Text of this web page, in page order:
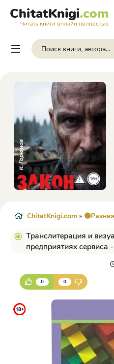
ChitatKnigi.com
Читать книги онлайн полностью
ChitatKnigi.com »
Транслитерация и
предприятиях сервиса
0 0